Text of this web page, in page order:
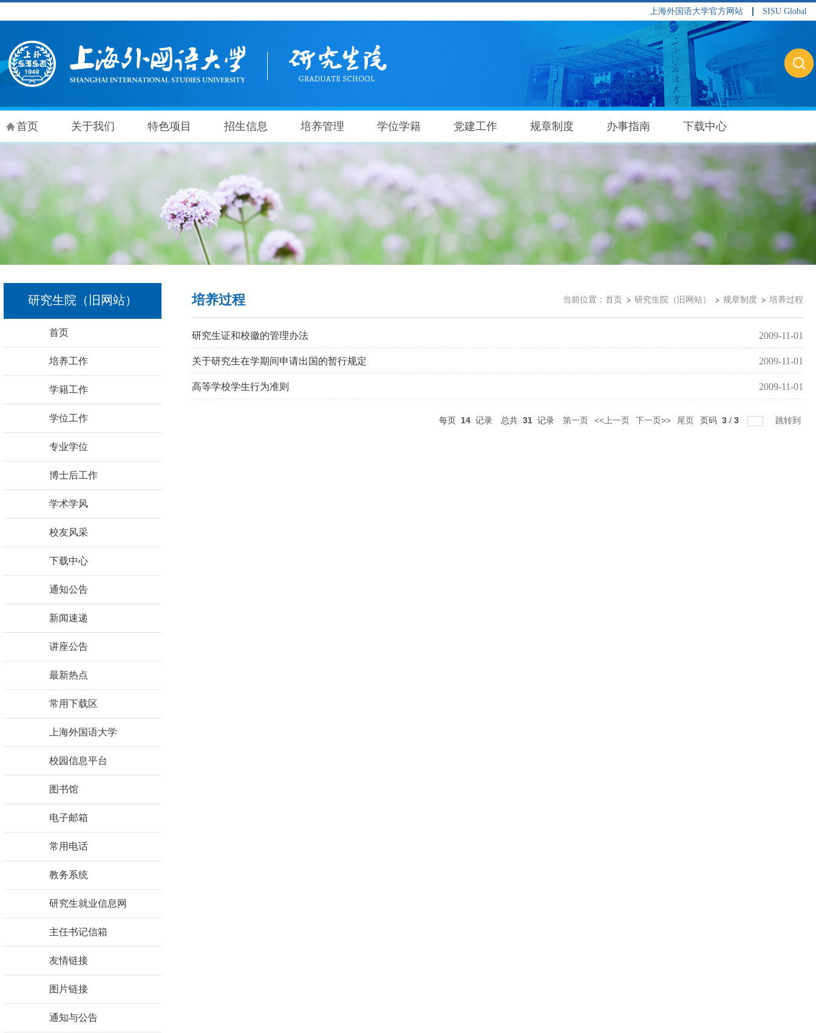
上海外国语大学官方网站 SISU Global
首页 关于我们 特色项目 招生信息 培养管理 学位学籍 党建工作 规章制度 办事指南 下载中心
研究生院（旧网站）
首页
培养工作
学籍工作
学位工作
专业学位
博士后工作
学术学风
校友风采
下载中心
通知公告
新闻速递
讲座公告
最新热点
常用下载区
上海外国语大学
校园信息平台
图书馆
电子邮箱
常用电话
教务系统
研究生就业信息网
主任书记信箱
友情链接
图片链接
通知与公告
培养过程 当前位置： 首页 研究生院（旧网站） 规章制度 培养过程
研究生证和校徽的管理办法 2009-11-01
关于研究生在学期间申请出国的暂行规定 2009-11-01
高等学校学生行为准则 2009-11-01
每页 14 记录 总共 31 记录 第一页 <<上一页 下一页>> 尾页 页码 3 / 3 跳转到